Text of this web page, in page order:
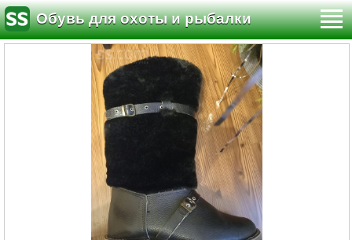
Обувь для охоты и рыбалки